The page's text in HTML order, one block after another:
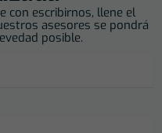
con escribirnos, llene el
asesores se pondrá
posible.